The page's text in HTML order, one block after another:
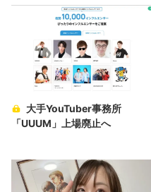
大手YouTuber事務所
「UUUM」上場廃止へ